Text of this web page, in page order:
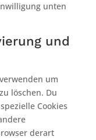
unten
und
um
löschen. Du
Cookies
derart